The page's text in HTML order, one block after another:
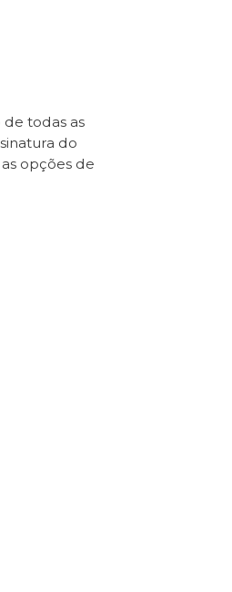
todas as
do
opções de